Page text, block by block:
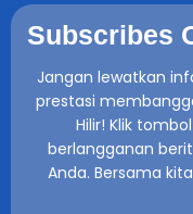
Subscribes
Jangan lewatkan
prestasi
Hilir! Klik
berlangganan
Anda. Bersama